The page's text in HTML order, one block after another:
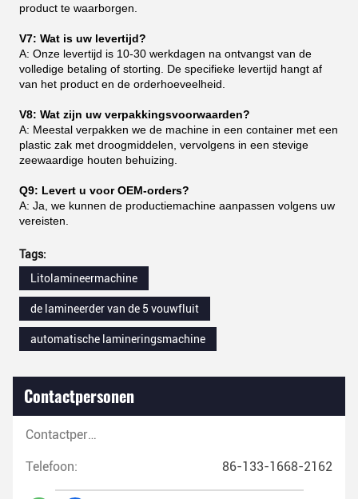
product te waarborgen.
V7: Wat is uw levertijd?
A: Onze levertijd is 10-30 werkdagen na ontvangst van de
volledige betaling of storting. De specifieke levertijd hangt af
van het product en de orderhoeveelheid.
V8: Wat zijn uw verpakkingsvoorwaarden?
A: Meestal verpakken we de machine in een container met een
plastic zak met droogmiddelen, vervolgens in een stevige
zeewaardige houten behuizing.
Q9: Levert u voor OEM-orders?
A: Ja, we kunnen de productiemachine aanpassen volgens uw
vereisten.
Tags:
Litolamineermachine
de lamineerder van de 5 vouwfluit
automatische lamineringsmachine
Contactpersonen
Contactpersonen:
Telefoon: 86-133-1668-2162